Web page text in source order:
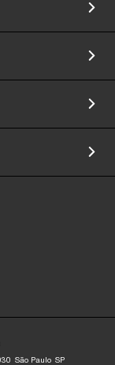
São Paulo SP